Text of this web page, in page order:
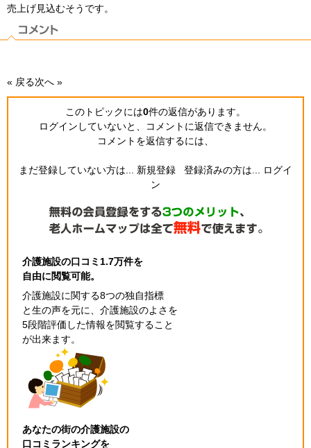
売上げ見込むそうです。
« 戻る次へ »
このトピックには0件の返信があります。
ログインしていないと、コメントに返信できません。
コメントを返信するには、
まだ登録していない方は... 新規登録 登録済みの方は...
ログイ
ン
介護施設の口コミ1.7万件を
自由に閲覧可能。
介護施設に関する8つの独自指標
と生の声を元に、介護施設のよさを
5段階評価した情報を閲覧すること
が出来ます。
あなたの街の介護施設の
口コミランキングを